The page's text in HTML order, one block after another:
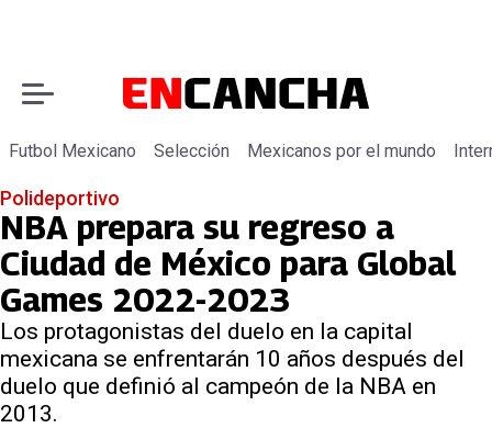
Futbol Mexicano Selección Mexicanos por el mundo
Polideportivo
NBA prepara su regreso a
Ciudad de México para Global
Games 2022-2023
Los protagonistas del duelo en la capital
mexicana se enfrentarán 10 años después del
duelo que definió al campeón de la NBA en
2013.